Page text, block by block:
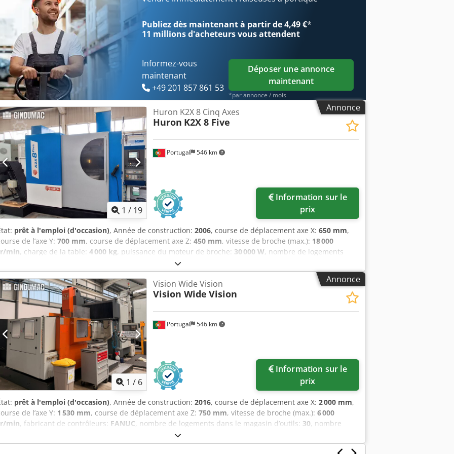
grandes pièces. Crodpjzr Nhfjfx Afhof Avec une course transversale de 2 200 mm et une broche à haute
de 12 000 tr/min, cette machine combine un grand volume d’usinage avec une dynamique
exceptionnelle pour les opérations de finition. Commande CNC Heidenhain iTNC 530 5 axes pilotés
(simultanément) : X/Y/Z/C/B Courses : Axe X (course longitudinale) : 2 800 mm Axe Y (course transversale) :
200 mm Axe Z (course verticale) : 800 mm Longueur de la machine : 12 434 mm Largeur de la machine :
597 mm Hauteur de la machine : 4 622 mm Installation de refroidissement (sans système de
interne) Convoyeur à copeaux
Publiez dès maintenant à partir de 4,49 €*
11 millions d'acheteursvous attendent
Informez-vous
maintenant
+49 201 857 861 53
Déposer une annonce
maintenant
*par annonce / mois
Annonce
1 / 19
Portugal 546 km
Huron K2X 8 Cinq Axes
Huron K2X 8 Five
Information sur le
prix
prêt à l'emploi (d'occasion), Année de construction: 2006, course de déplacement axe X: 650 mm,
de l’axe Y: 700 mm, course de déplacement axe Z: 450 mm, vitesse de broche (max.): 18 000
min, charge de la table: 4 000 kg, puissance du moteur de broche: 30 000 W, nombre de logements
, Cette fraiseuse à portique Huron K2X 8 à 5 axes a été
en 2006. Elle offre une course impressionnante de 2 000 mm sur l'axe X, de 1 600 mm sur l'axe
et de 1 100 mm sur l'axe Z. La machine est équipée d'une table robuste de 2 300 × 1 500 mm et offre
une capacité de charge maximale de 4 000 kg. Si vous recherchez des capacités de fraisage de haute
qualité, pensez à la machine Huron K2X 8 Five que nous proposons à la vente. Contactez-nous pour plus
de détails. • Usinage simultané sur 5 axes • Axe rotatif (B) : ±110° • Axe de la table rotative (C) : 360° en
continu • Dimensions de la table : 2 300 × 1 500 mm • Cône de broche : HSK-A63 • Refroidissement par la
broche Csdpfx Afszd Epishjrf Équipement supplémentaire • Convoyeur à copeaux • Manivelle MPG
portable
Annonce
1 / 6
Portugal 546 km
Vision Wide Vision
Vision Wide Vision
Information sur le
prix
prêt à l'emploi (d'occasion), Année de construction: 2016, course de déplacement axe X: 2 000 mm,
de l’axe Y: 1 530 mm, course de déplacement axe Z: 750 mm, vitesse de broche (max.): 6 000
min, fabricant de contrôleurs: FANUC, nombre de logements dans le magasin d’outils: 30, nombre
, Cette fraiseuse à portique Vision Wide Vision à 3 axes a été fabriquée en 2016. Elle offre une
impressionnante de 2 000 mm sur l'axe X, de 1 530 mm sur l'axe Y et de 750 mm sur l'axe Z. La